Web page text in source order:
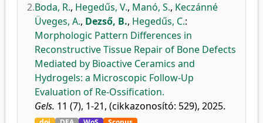
2.Boda, R., Hegedűs, V., Manó, S., Keczánné
Üveges, A., Dezső, B., Hegedűs, C.:
Morphologic Pattern Differences in
Reconstructive Tissue Repair of Bone Defects
Mediated by Bioactive Ceramics and
Hydrogels: a Microscopic Follow-Up
Evaluation of Re-Ossification.
Gels. 11 (7), 1-21, (cikkazonosító: 529), 2025.